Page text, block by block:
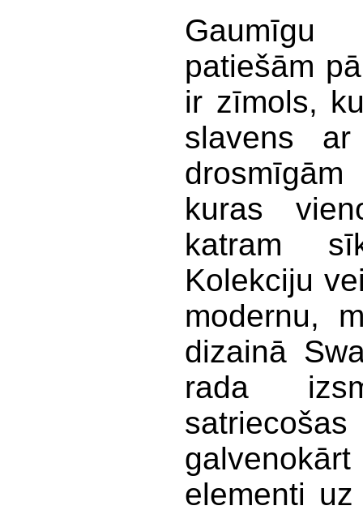
Gaumīgu
patiešām
ir zīmols,
slavens
kuras
katram
Kolekciju
modernu,
dizainā
rada
elementi